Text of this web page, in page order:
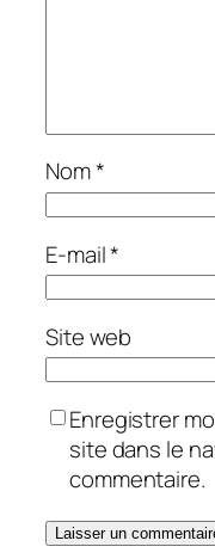
Nom*
E-mail*
Site web
Enregistrer
site dans le
commentaire.